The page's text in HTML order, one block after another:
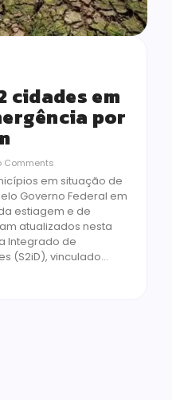
cidades em
por
Comments
em situação de
Governo Federal em
estiagem e de
atualizados nesta
Integrado de
(S2iD), vinculado…